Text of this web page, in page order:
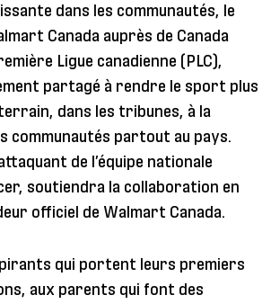
dans les communautés, le
Canada auprès de Canada
Ligue canadienne (PLC),
partagé à rendre le sport plus
dans les tribunes, à la
communautés partout au pays.
de l’équipe nationale
soutiendra la collaboration en
officiel de Walmart Canada.
qui portent leurs premiers
aux parents qui font des